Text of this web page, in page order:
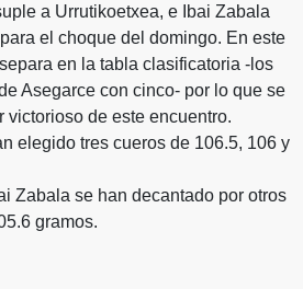
a Urrutikoetxea, e Ibai Zabala
el choque del domingo. En este
en la tabla clasificatoria -los
Asegarce con cinco- por lo que se
victorioso de este encuentro.
elegido tres cueros de 106.5, 106 y
Zabala se han decantado por otros
gramos.